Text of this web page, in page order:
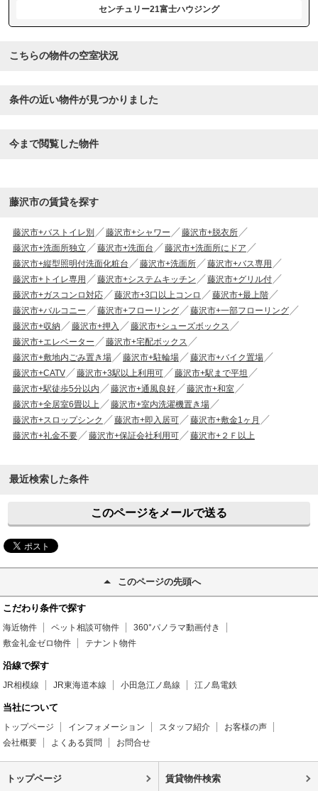
センチュリー21富士ハウジング
こちらの物件の空室状況
条件の近い物件が見つかりました
今まで閲覧した物件
藤沢市の賃貸を探す
藤沢市+バストイレ別 藤沢市+シャワー
藤沢市+脱衣所
藤沢市+洗面所独立
藤沢市+洗面台
藤沢市+洗面所にドア
藤沢市+縦型照明付洗面化粧台
藤沢市+洗面所
藤沢市+バス専用
藤沢市+トイレ専用
藤沢市+システムキッチン
藤沢市+グリル付
藤沢市+ガスコンロ対応
藤沢市+3口以上コンロ
藤沢市+最上階
藤沢市+バルコニー
藤沢市+フローリング
藤沢市+一部フローリング
藤沢市+収納
藤沢市+押入
藤沢市+シューズボックス
藤沢市+エレベーター
藤沢市+宅配ボックス
藤沢市+敷地内ごみ置き場
藤沢市+駐輪場
藤沢市+バイク置場
藤沢市+CATV
藤沢市+3駅以上利用可
藤沢市+駅まで平坦
藤沢市+駅徒歩5分以内
藤沢市+通風良好
藤沢市+和室
藤沢市+全居室6畳以上
藤沢市+室内洗濯機置き場
藤沢市+スロップシンク
藤沢市+即入居可
藤沢市+敷金1ヶ月
藤沢市+礼金不要
藤沢市+保証会社利用可 藤沢市+２Ｆ以上
最近検索した条件
このページをメールで送る
このページの先頭へ
こだわり条件で探す
海近物件 ペット相談可物件
360°パノラマ動画付き
敷金礼金ゼロ物件
テナント物件
沿線で探す
JR相模線 JR東海道本線 小田急江ノ島線 江ノ島電鉄
当社について
トップページ インフォメーション スタッフ紹介
お客様の声
会社概要
よくある質問 お問合せ
トップページ 賃貸物件検索